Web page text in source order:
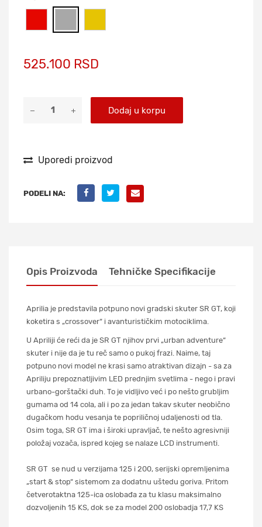
525.100 RSD
Dodaj u korpu
Uporedi proizvod
PODELI NA:
Opis Proizvoda Tehničke Specifikacije
Aprilia je predstavila potpuno novi gradski skuter SR GT, koji
koketira s „crossover“ i avanturističkim motociklima.
U Apriliji će reći da je SR GT njihov prvi „urban adventure“
skuter i nije da je tu reč samo o pukoj frazi. Naime, taj
potpuno novi model ne krasi samo atraktivan dizajn - sa za
Apriliju prepoznatljivim LED prednjim svetlima - nego i pravi
urbano-gorštački duh. To je vidljivo već i po nešto grubljim
gumama od 14 cola, ali i po za jedan takav skuter neobično
dugačkom hodu vesanja te popriličnoj udaljenosti od tla.
Osim toga, SR GT ima i široki upravljač, te nešto agresivniji
položaj vozača, ispred kojeg se nalaze LCD instrumenti.
SR GT se nud u verzijama 125 i 200, serijski opremljenima
„start & stop“ sistemom za dodatnu uštedu goriva. Pritom
četverotaktna 125-ica oslobađa za tu klasu maksimalno
dozvoljenih 15 KS, dok se za model 200 oslobadja 17,7 KS